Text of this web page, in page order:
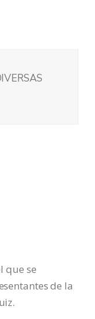
que se
de la